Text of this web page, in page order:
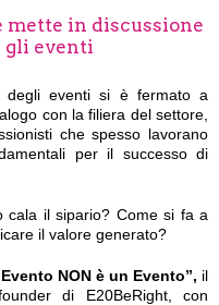
mette in discussione
gli eventi
eventi si è fermato a
con la filiera del settore,
che spesso lavorano
per il successo di
cala il sipario? Come si fa a
il valore generato?
NON è un Evento”, il
di E20BeRight, con